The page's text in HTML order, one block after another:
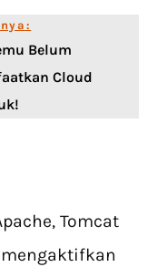
Belum
Cloud
Tomcat